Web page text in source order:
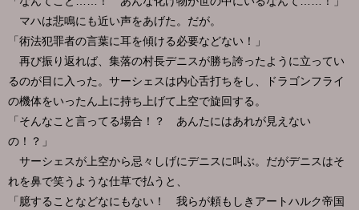
マハは悲鳴にも近い声をあげた。だが。
「術法犯罪者の言葉に耳を傾ける必要などない！」
再び振り返れば、集落の村長デニスが勝ち誇ったように立ってい
るのが目に入った。サーシェスは内心舌打ちをし、ドラゴンフライ
の機体をいったん上に持ち上げて上空で旋回する。
「そんなこと言ってる場合！？ あんたにはあれが見えない
の！？」
サーシェスが上空から忌々しげにデニスに叫ぶ。だがデニスはそ
れを鼻で笑うような仕草で払うと、
「臆することなどなにもない！ 我らが頼もしきアートハルク帝国